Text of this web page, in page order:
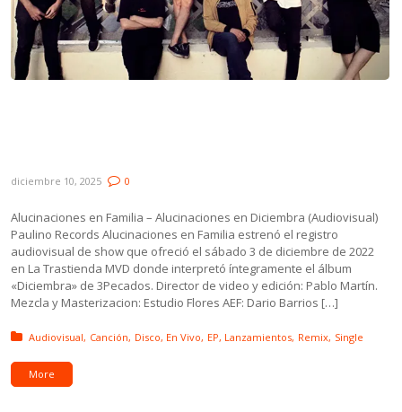
diciembre 10, 2025 0
Alucinaciones en Familia – Alucinaciones en Diciembra (Audiovisual)
Paulino Records Alucinaciones en Familia estrenó el registro
audiovisual de show que ofreció el sábado 3 de diciembre de 2022
en La Trastienda MVD donde interpretó íntegramente el álbum
«Diciembra» de 3Pecados. Director de video y edición: Pablo Martín.
Mezcla y Masterizacion: Estudio Flores AEF: Dario Barrios […]
Posted in:
Audiovisual Canción Disco En Vivo EP Lanzamientos Remix Single
More